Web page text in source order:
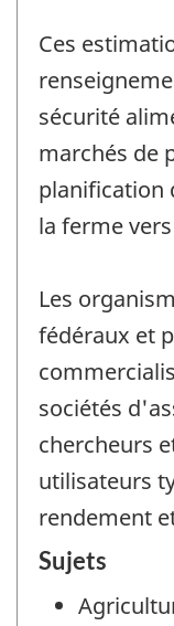
Ces
sécurité
marchés de
planification
la ferme
Les
fédéraux et
sociétés
chercheurs
utilisateurs
rendement
Sujets